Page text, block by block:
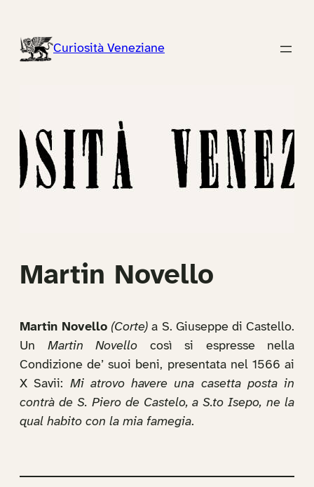
contenutoCuriosità Veneziane
Martin Novello
Martin Novello (Corte) a S. Giuseppe di Castello.
Un Martin Novello così si espresse nella
Condizione de’ suoi beni, presentata nel 1566 ai
X Savii: Mi atrovo havere una casetta posta in
contrà de S. Piero de Castelo, a S.to Isepo, ne la
qual habito con la mia famegia.